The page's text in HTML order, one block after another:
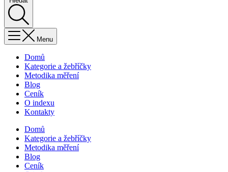
Menu
Domů
Kategorie a žebříčky
Metodika měření
Blog
Ceník
O indexu
Kontakty
Domů
Kategorie a žebříčky
Metodika měření
Blog
Ceník